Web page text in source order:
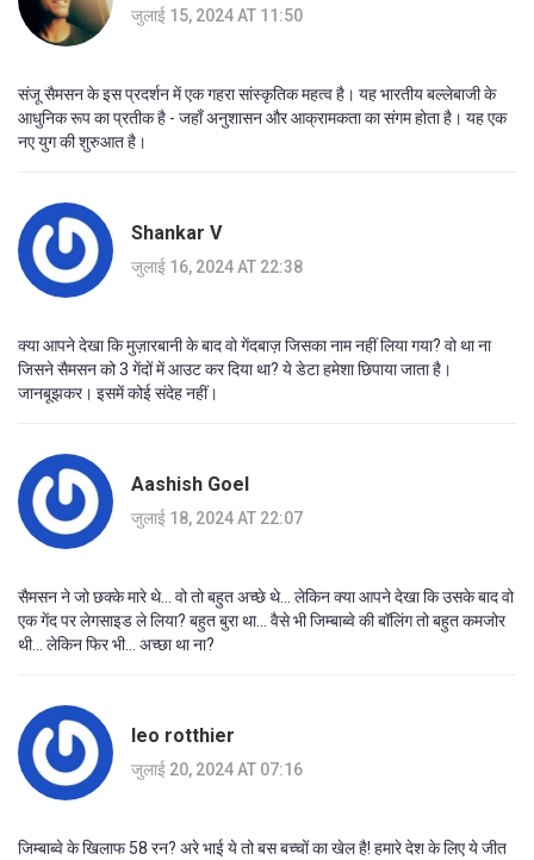
जुलाई 15, 2024 AT 11:50
संजू सैमसन के इस प्रदर्शन में एक गहरा सांस्कृतिक महत्व है। यह भारतीय बल्लेबाजी के
आधुनिक रूप का प्रतीक है - जहाँ अनुशासन और आक्रामकता का संगम होता है। यह एक
नए युग की शुरुआत है।
Shankar V
जुलाई 16, 2024 AT 22:38
क्या आपने देखा कि मुज़ारबानी के बाद वो गेंदबाज़ जिसका नाम नहीं लिया गया? वो था ना
जिसने सैमसन को 3 गेंदों में आउट कर दिया था? ये डेटा हमेशा छिपाया जाता है।
जानबूझकर। इसमें कोई संदेह नहीं।
Aashish Goel
जुलाई 18, 2024 AT 22:07
सैमसन ने जो छक्के मारे थे... वो तो बहुत अच्छे थे... लेकिन क्या आपने देखा कि उसके बाद वो
एक गेंद पर लेगसाइड ले लिया? बहुत बुरा था... वैसे भी जिम्बाब्वे की बॉलिंग तो बहुत कमजोर
थी... लेकिन फिर भी... अच्छा था ना?
leo rotthier
जुलाई 20, 2024 AT 07:16
जिम्बाब्वे के खिलाफ 58 रन? अरे भाई ये तो बस बच्चों का खेल है! हमारे देश के लिए ये जीत